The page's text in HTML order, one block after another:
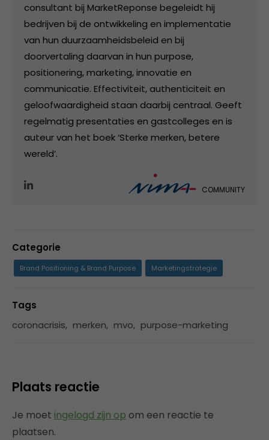
consultant bij MarketReponse begeleidt hij
bedrijven bij de ontwikkeling en implementatie
van hun duurzaamheidsbeleid en bij
doorvertaling daarvan in hun purpose,
positionering, marketing, innovatie en
communicatie. Effectiviteit, authenticiteit en
geloofwaardigheid staan daarbij centraal. Geeft
regelmatig presentaties en gastcolleges en is
auteur van het boek ‘Sterke merken, betere
wereld’.
COMMUNITY
Categorie
Brand Positioning & Brand Purpose Marketingstrategie
Tags
coronacrisis, merken, mvo, purpose-marketing
Plaats reactie
Je moet ingelogd zijn op om een reactie te
plaatsen.